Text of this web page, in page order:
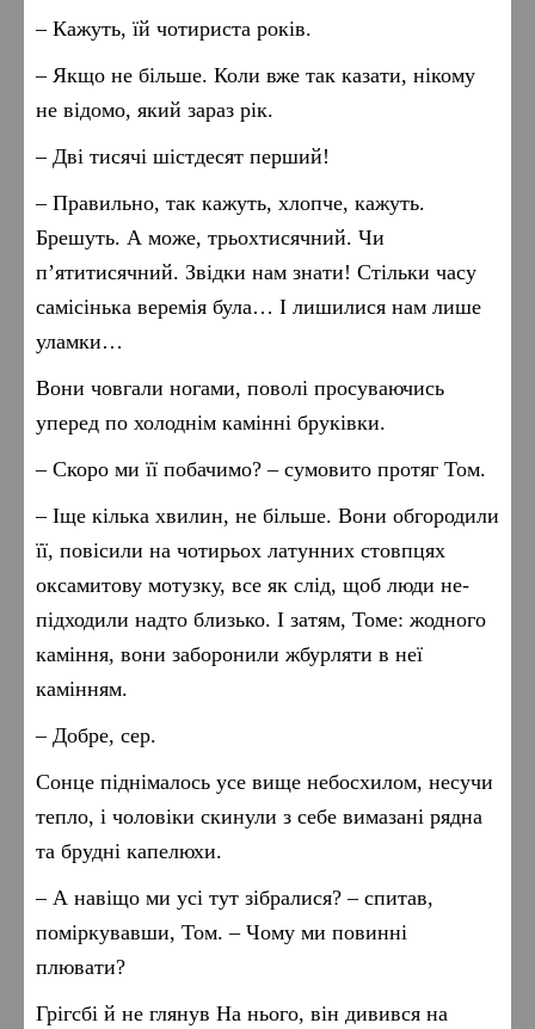
– Кажуть, їй чотириста років.
– Якщо не більше. Коли вже так казати, нікому
не відомо, який зараз рік.
– Дві тисячі шістдесят перший!
– Правильно, так кажуть, хлопче, кажуть.
Брешуть. А може, трьохтисячний. Чи
п’ятитисячний. Звідки нам знати! Стільки часу
самісінька веремія була… І лишилися нам лише
уламки…
Вони човгали ногами, поволі просуваючись
уперед по холоднім камінні бруківки.
– Скоро ми її побачимо? – сумовито протяг Том.
– Іще кілька хвилин, не більше. Вони обгородили
її, повісили на чотирьох латунних стовпцях
оксамитову мотузку, все як слід, щоб люди не-
підходили надто близько. І затям, Томе: жодного
каміння, вони заборонили жбурляти в неї
камінням.
– Добре, сер.
Сонце піднімалось усе вище небосхилом, несучи
тепло, і чоловіки скинули з себе вимазані рядна
та брудні капелюхи.
– А навіщо ми усі тут зібралися? – спитав,
поміркувавши, Том. – Чому ми повинні
плювати?
Грігсбі й не глянув На нього, він дивився на